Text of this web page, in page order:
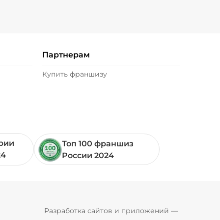
Партнерам
Купить франшизу
Топ 100 франшиз
России 2024
Разработка сайтов и приложений —